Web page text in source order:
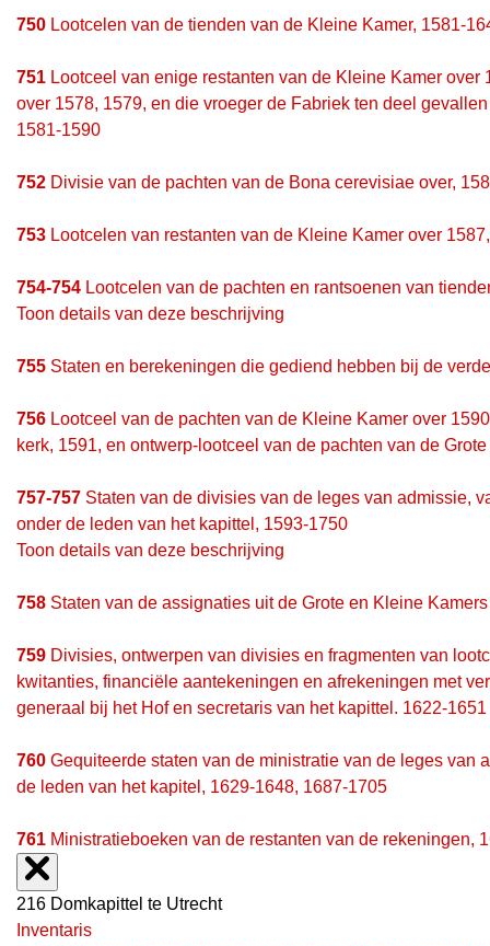
750 Lootcelen van de tienden van de Kleine Kamer, 1581-
751 Lootceel van enige restanten van de Kleine Kamer
over 1578, 1579, en die vroeger de Fabriek ten deel
1581-1590
752 Divisie van de pachten van de Bona cerevisiae over,
753 Lootcelen van restanten van de Kleine Kamer over
754-754 Lootcelen van de pachten en rantsoenen van
Toon details van deze beschrijving
755 Staten en berekeningen die gediend hebben bij de
756 Lootceel van de pachten van de Kleine Kamer over
kerk, 1591, en ontwerp-lootceel van de pachten van de
757-757 Staten van de divisies van de leges van admissie,
onder de leden van het kapittel, 1593-1750
Toon details van deze beschrijving
758 Staten van de assignaties uit de Grote en Kleine
759 Divisies, ontwerpen van divisies en fragmenten van
kwitanties, financiële aantekeningen en afrekeningen met
generaal bij het Hof en secretaris van het kapittel. 1622-1651
760 Gequiteerde staten van de ministratie van de leges
de leden van het kapitel, 1629-1648, 1687-1705
761 Ministratieboeken van de restanten van de rekeningen,
216 Domkapittel te Utrecht
Inventaris